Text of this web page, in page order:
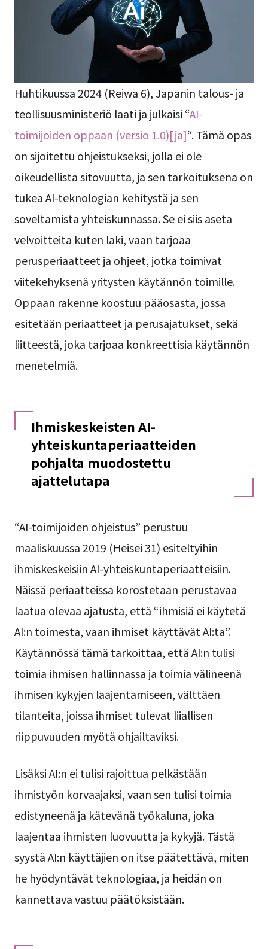
Huhtikuussa 2024 (Reiwa 6), Japanin talous- ja
teollisuusministeriö laati ja julkaisi “AI-
toimijoiden oppaan (versio 1.0)[ja]“. Tämä opas
on sijoitettu ohjeistukseksi, jolla ei ole
oikeudellista sitovuutta, ja sen tarkoituksena on
tukea AI-teknologian kehitystä ja sen
soveltamista yhteiskunnassa. Se ei siis aseta
velvoitteita kuten laki, vaan tarjoaa
perusperiaatteet ja ohjeet, jotka toimivat
viitekehyksenä yritysten käytännön toimille.
Oppaan rakenne koostuu pääosasta, jossa
esitetään periaatteet ja perusajatukset, sekä
liitteestä, joka tarjoaa konkreettisia käytännön
menetelmiä.
Ihmiskeskeisten AI-
yhteiskuntaperiaatteiden
pohjalta muodostettu
ajattelutapa
“AI-toimijoiden ohjeistus” perustuu
maaliskuussa 2019 (Heisei 31) esiteltyihin
ihmiskeskeisiin AI-yhteiskuntaperiaatteisiin.
Näissä periaatteissa korostetaan perustavaa
laatua olevaa ajatusta, että “ihmisiä ei käytetä
AI:n toimesta, vaan ihmiset käyttävät AI:ta”.
Käytännössä tämä tarkoittaa, että AI:n tulisi
toimia ihmisen hallinnassa ja toimia välineenä
ihmisen kykyjen laajentamiseen, välttäen
tilanteita, joissa ihmiset tulevat liiallisen
riippuvuuden myötä ohjailtaviksi.
Lisäksi AI:n ei tulisi rajoittua pelkästään
ihmistyön korvaajaksi, vaan sen tulisi toimia
edistyneenä ja kätevänä työkaluna, joka
laajentaa ihmisten luovuutta ja kykyjä. Tästä
syystä AI:n käyttäjien on itse päätettävä, miten
he hyödyntävät teknologiaa, ja heidän on
kannettava vastuu päätöksistään.